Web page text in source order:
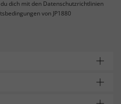
dich mit den Datenschutzrichtlinien
von JP1880